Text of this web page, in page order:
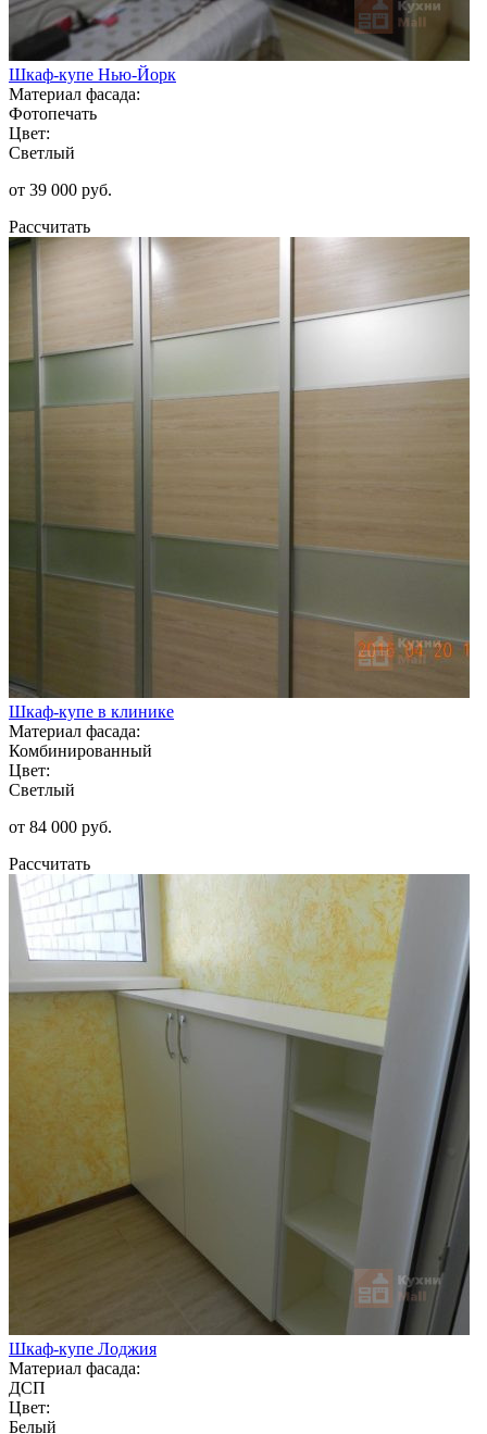
Шкаф-купе Нью-Йорк
Материал фасада:
Фотопечать
Цвет:
Светлый
от 39 000 руб.
Рассчитать
Шкаф-купе в клинике
Материал фасада:
Комбинированный
Цвет:
Светлый
от 84 000 руб.
Рассчитать
Шкаф-купе Лоджия
Материал фасада:
ДСП
Цвет:
Белый